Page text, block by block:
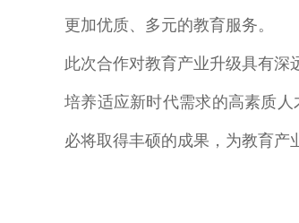
更加优质、多元的教育服务。
此次合作对教育产业升级具有深
培养适应新时代需求的高素质
必将取得丰硕的成果，为教育产